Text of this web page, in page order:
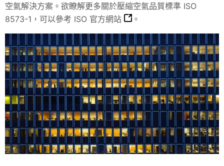
空氣解決方案。欲瞭解更多關於壓縮空氣品質標準 ISO
8573-1，可以參考 ISO 官方網站 。